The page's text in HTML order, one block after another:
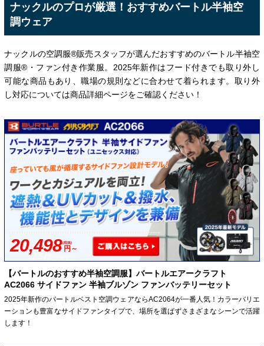
ナックルのプロが厳選！おすすめバートル半袖空
調ウェア
ナックルの空調服®販売スタッフが選んだおすすめのバートル半袖空
調服®・ファン付き作業服。2025年新作はフード付きでも取り外し
可能な商品もあり、職場の規則などに合わせて着られます。取り外
し対応については商品詳細ページをご確認ください！
20,498 円～
(税抜)
22,548
【バートルのおすすめ半袖空調服】バートルエアークラフト
AC2066 サイドファン 半袖ブルゾン ファンバッテリーセット
2025年新作のバートルベスト空調ウェアならAC2064が一番人気！カラーバリエ
ーションも豊富なサイドファンタイプで、場所を選ばずさまざまなシーンで活躍
します！